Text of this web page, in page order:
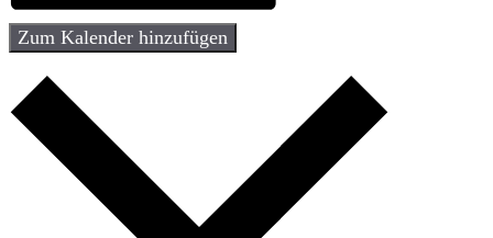
Zum Kalender hinzufügen